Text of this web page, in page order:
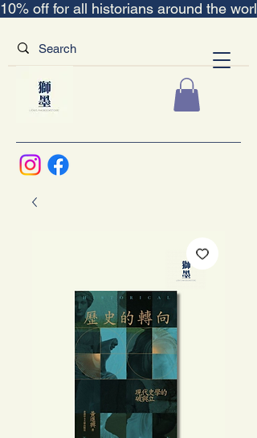
10% off for all historians around the